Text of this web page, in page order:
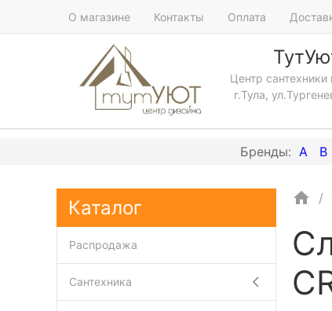
О магазине Контакты Оплата
Центр сантехники
г.Тула,
A B
Каталог
Распродажа
Сантехника